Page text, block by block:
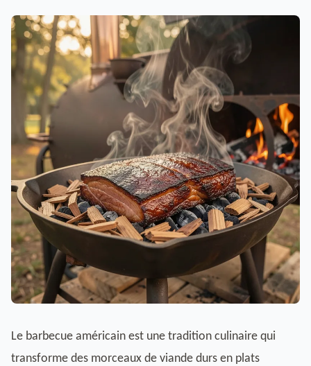
Le barbecue américain est une tradition culinaire qui
transforme des morceaux de viande durs en plats